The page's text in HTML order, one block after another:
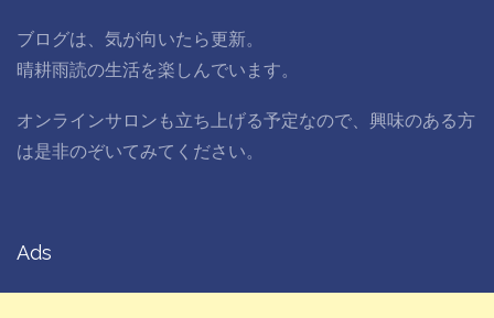
ブログは、気が向いたら更新。
晴耕雨読の生活を楽しんでいます。
オンラインサロンも立ち上げる予定なので、興味のある方
は是非のぞいてみてください。
Ads